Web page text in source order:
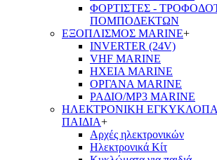
ΦΟΡΤΙΣΤΕΣ -
ΠΟΜΠΟΔΕΚΤΩΝ
ΕΞΟΠΛΙΣΜΟΣ MARINE+
INVERTER (24V)
VHF MARINE
ΗΧΕΙΑ MARINE
ΟΡΓΑΝΑ MARINE
ΡΑΔΙΟ/MP3 MARINE
ΗΛΕΚΤΡΟΝΙΚΗ
ΠΑΙΔΙΑ+
Αρχές ηλεκτρονικών
Ηλεκτρονικά Κίτ